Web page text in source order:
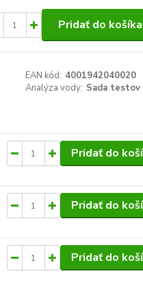
Pridať do košíka
EAN kód: 4001942040020
Analýza vody: Sada testov
Pridať do
Pridať do
Pridať do